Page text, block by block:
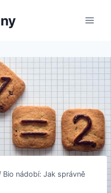
Bio nádobí: Jak správně